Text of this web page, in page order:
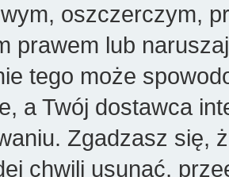
oszczerczym,
prawem lub
tego może
a Twój dostawca
Zgadzasz się,
chwili usunąć,